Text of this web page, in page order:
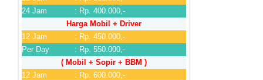
24 Jam
: Rp. 400.000,-
Harga Mobil + Driver
12 Jam
: Rp. 450.000,-
Per Day
: Rp. 550.000,-
( Mobil + Sopir + BBM )
12 Jam
: Rp. 600.000,-